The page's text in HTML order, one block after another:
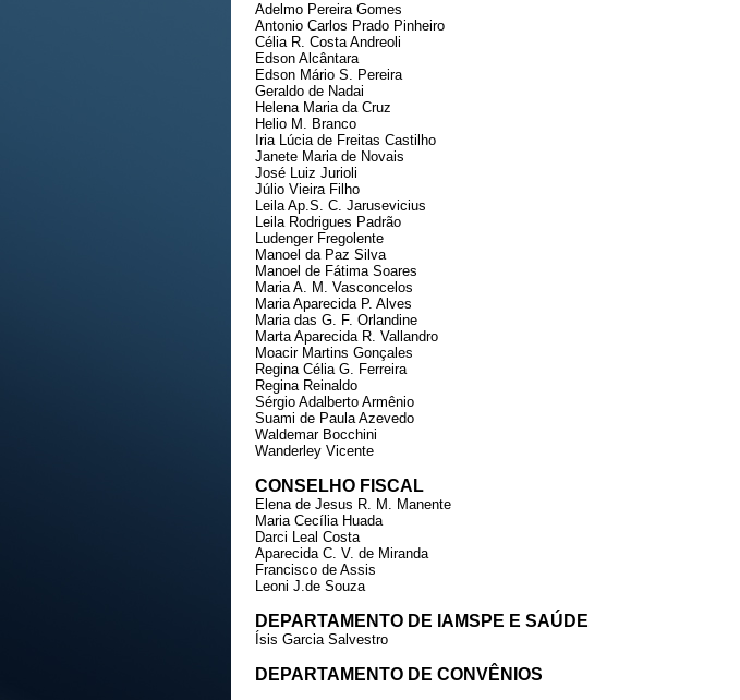
Adelmo Pereira Gomes
Antonio Carlos Prado Pinheiro
Célia R. Costa Andreoli
Edson Alcântara
Edson Mário S. Pereira
Geraldo de Nadai
Helena Maria da Cruz
Helio M. Branco
Iria Lúcia de Freitas Castilho
Janete Maria de Novais
José Luiz Jurioli
Júlio Vieira Filho
Leila Ap.S. C. Jarusevicius
Leila Rodrigues Padrão
Ludenger Fregolente
Manoel da Paz Silva
Manoel de Fátima Soares
Maria A. M. Vasconcelos
Maria Aparecida P. Alves
Maria das G. F. Orlandine
Marta Aparecida R. Vallandro
Moacir Martins Gonçales
Regina Célia G. Ferreira
Regina Reinaldo
Sérgio Adalberto Armênio
Suami de Paula Azevedo
Waldemar Bocchini
Wanderley Vicente
CONSELHO FISCAL
Elena de Jesus R. M. Manente
Maria Cecília Huada
Darci Leal Costa
Aparecida C. V. de Miranda
Francisco de Assis
Leoni J.de Souza
DEPARTAMENTO DE IAMSPE E SAÚDE
Ísis Garcia Salvestro
DEPARTAMENTO DE CONVÊNIOS